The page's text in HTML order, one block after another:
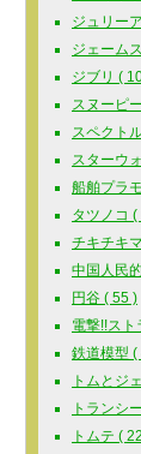
ジュリー
ジェーム
ジブリ (
スヌーピ
スペクト
スターウ
船舶プラ
タツノコ (
チキチキ
中国人民
円谷 ( 55 )
電撃!!スト
鉄道模型 (
トムとジ
トランシ
トムテ (